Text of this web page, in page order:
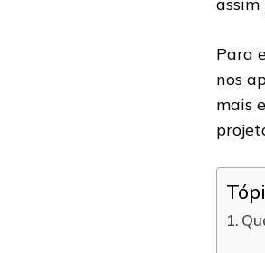
Para
nos
mais